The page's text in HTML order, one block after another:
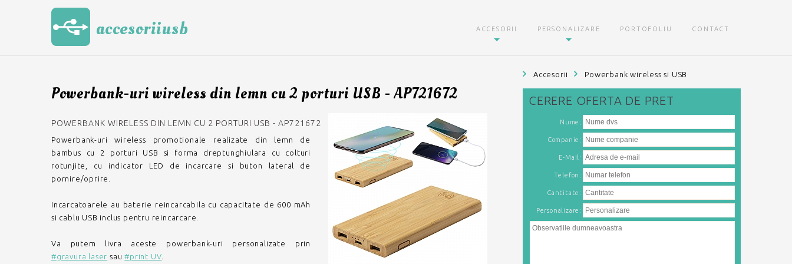
accesoriiusb ACCESORII PERSONALIZARE PORTOFOLIU CONTACT
Powerbank-uri wireless din lemn cu 2 porturi USB - AP721672
POWERBANK WIRELESS DIN LEMN CU 2 PORTURI USB - AP721672
Powerbank-uri wireless promotionale realizate din lemn de
bambus cu 2 porturi USB si forma dreptunghiulara cu colturi
rotunjite, cu indicator LED de incarcare si buton lateral de
pornire/oprire.
Incarcatoarele au baterie reincarcabila cu capacitate de 600 mAh
si cablu USB inclus pentru reincarcare.
Va putem livra aceste powerbank-uri personalizate prin
#gravura laser sau#print UV
Accesorii Powerbank wireless si USB
CERERE OFERTA DE PRET
Nume :
Companie :
E-Mail :
Telefon :
Cantitate:
Personalizare: